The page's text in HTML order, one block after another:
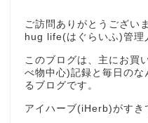
ご訪問ありがとうござい
hug life(はぐらいふ)管理
このブログは、主にお買
べ物中心)記録と毎日の
るブログです。
アイハーブ(iHerb)がすき